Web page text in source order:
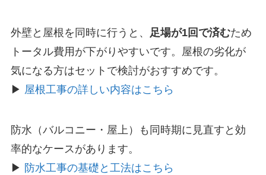
外壁と屋根を同時に行うと、 足場が1回で済むため
トータル費用が下がりやすいです。屋根の劣化が
気になる方はセットで検討がおすすめです。
▶ 屋根工事の詳しい内容はこちら
防水（バルコニー・屋上）も同時期に見直すと効
率的なケースがあります。
▶ 防水工事の基礎と工法はこちら